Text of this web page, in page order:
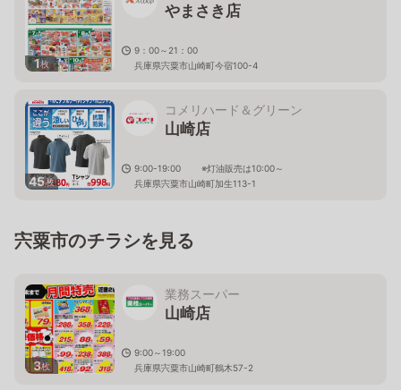
1枚
やまさき店
9：00～21：00
兵庫県宍粟市山崎町今宿100-4
45枚
コメリハード＆グリーン
山崎店
9:00-19:00 ※灯油販売は10:00～
兵庫県宍粟市山崎町加生113-1
宍粟市のチラシを見る
3枚
業務スーパー
山崎店
9:00～19:00
兵庫県宍粟市山崎町鶴木57-2